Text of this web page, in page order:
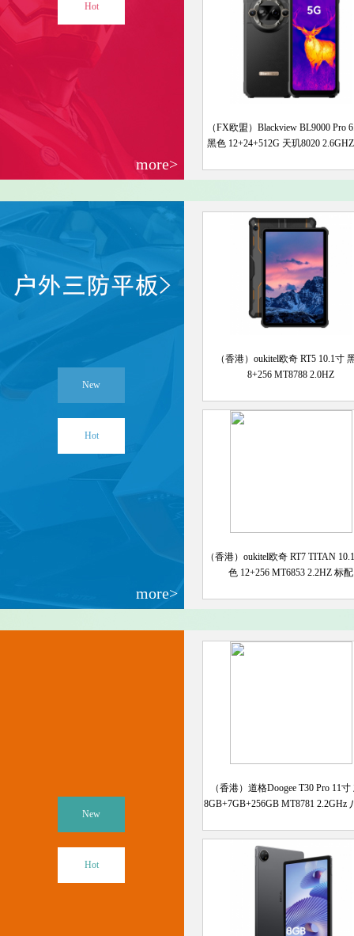
Hot
more>
（FX欧盟）Blackview BL9000 Pro
黑色 12+24+512G 天玑8020
New
Hot
more>
（香港）oukitel欧奇 RT5 10.1寸
8+256 MT8788 2.0HZ
（香港）oukitel欧奇 RT7 TITAN
色 12+256 MT6853 2.2HZ 标配
New
Hot
（香港）道格Doogee T30 Pro 11寸
8GB+7GB+256GB MT8781 2.2GHz